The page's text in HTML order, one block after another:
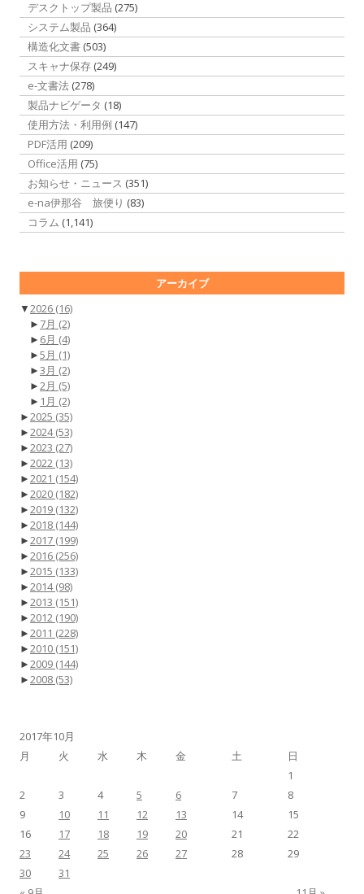
デスクトップ製品 (275)
システム製品 (364)
構造化文書 (503)
スキャナ保存 (249)
e-文書法 (278)
製品ナビゲータ (18)
使用方法・利用例 (147)
PDF活用 (209)
Office活用 (75)
お知らせ・ニュース (351)
e-na伊那谷 旅便り (83)
コラム (1,141)
アーカイブ
▼2026 (16)
► 7月 (2)
► 6月 (4)
►5月 (1)
►3月 (2)
►2月 (5)
► 1月 (2)
►2025 (35)
►2024(53)
►2023 (27)
►2022 (13)
►2021 (154)
►2020 (182)
►2019 (132)
►2018 (144)
►2017 (199)
►2016 (256)
►2015 (133)
►2014(98)
►2013 (151)
►2012 (190)
►2011 (228)
►2010 (151)
►2009 (144)
►2008 (53)
2017年10月
月
火 水 木 金 土 日
1
2
3 4 5 6 7
8
9
10 11 12 13 14
15
16
17 18 19 20 21
22
23
24 25 26 27 28
29
30
31